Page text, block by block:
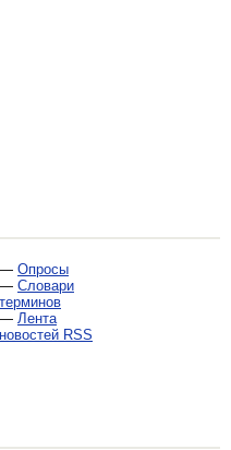
— Опросы
— Словари
терминов
— Лента
новостей RSS